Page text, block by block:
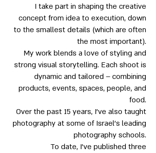
I take part in shaping the creative
concept from idea to execution, down
to the smallest details (which are often
the most important).
My work blends a love of styling and
strong visual storytelling. Each shoot is
dynamic and tailored – combining
products, events, spaces, people, and
food.
Over the past 15 years, I’ve also taught
photography at some of Israel’s leading
photography schools.
To date, I’ve published three